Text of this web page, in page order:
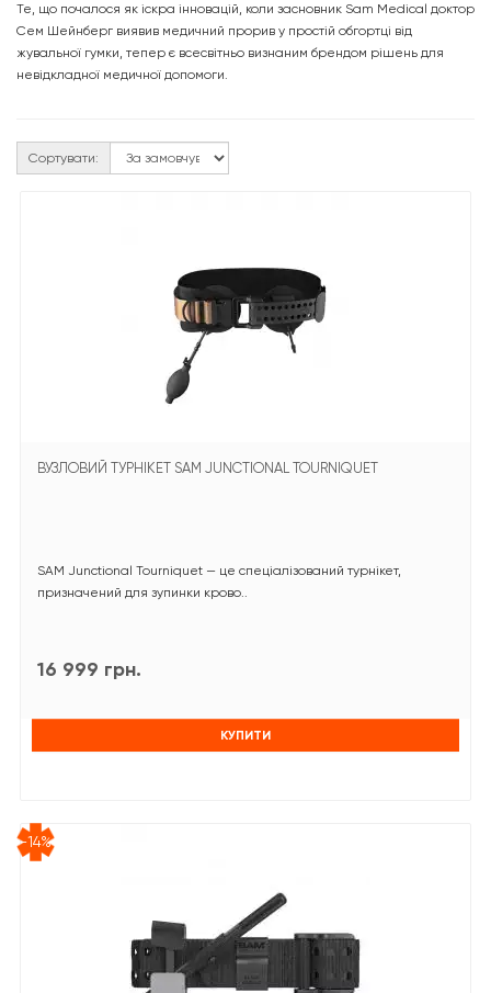
Те, що почалося як іскра інновацій, коли засновник Sam Medical доктор
Сем Шейнберг виявив медичний прорив у простій обгортці від
жувальної гумки, тепер є всесвітньо визнаним брендом рішень для
невідкладної медичної допомоги.
Сортувати:
ВУЗЛОВИЙ ТУРНІКЕТ SAM JUNCTIONAL TOURNIQUET
SAM Junctional Tourniquet — це спеціалізований турнікет,
призначений для зупинки крово..
16 999 грн.
КУПИТИ
-14%